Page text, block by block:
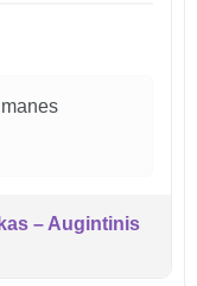
– Augintinis